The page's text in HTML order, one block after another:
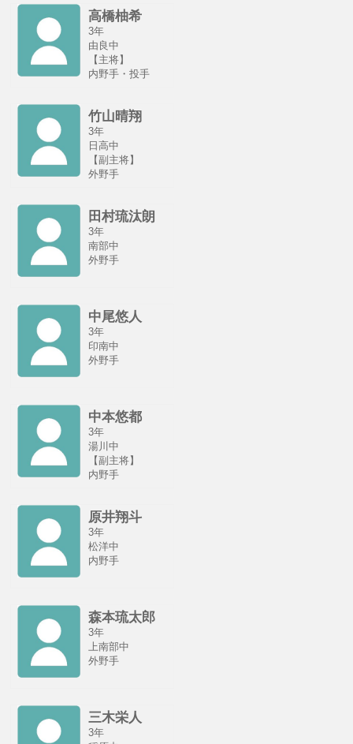
高橋柚希
3年
由良中
【主将】
内野手・投手
竹山晴翔
3年
日高中
【副主将】
外野手
田村琉汰朗
3年
南部中
外野手
中尾悠人
3年
印南中
外野手
中本悠都
3年
湯川中
【副主将】
内野手
原井翔斗
3年
松洋中
内野手
森本琉太郎
3年
上南部中
外野手
三木栄人
3年